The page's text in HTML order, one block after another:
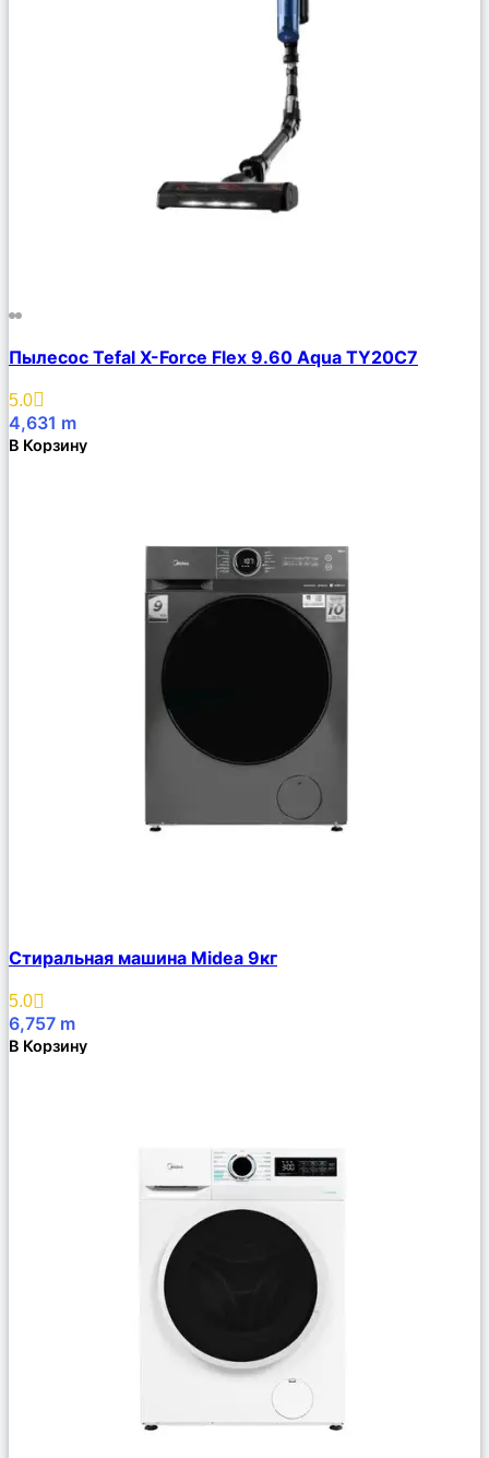
Описание
Избранное
Пылесос Tefal X-Force Flex 9.60 Aqua TY20C7
5.0
4,631 m
В Корзину
Описание
Избранное
Стиральная машина Midea 9кг
5.0
6,757 m
В Корзину